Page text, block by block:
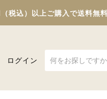
税込）以上ご購入で送料無
ログイン